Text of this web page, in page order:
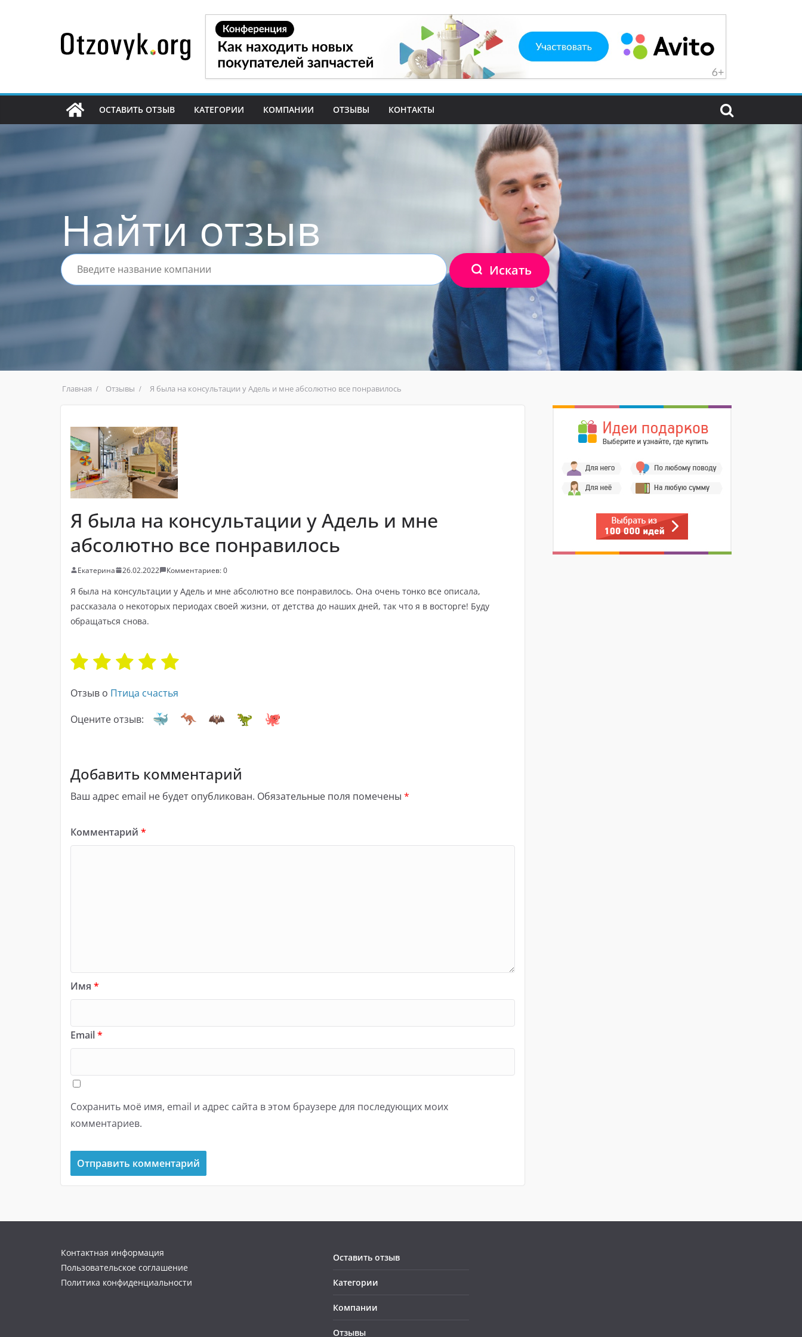
содержимому
ОСТАВИТЬ ОТЗЫВ КАТЕГОРИИ КОМПАНИИ ОТЗЫВЫ КОНТАКТЫ
Найти отзыв
Искать
Главная Отзывы Я была на консультации у Адель и мне абсолютно все понравилось
Я была на консультации у Адель и мне
абсолютно все понравилось
Екатерина 26.02.2022 Комментариев: 0
Я была на консультации у Адель и мне абсолютно все понравилось. Она очень тонко все описала,
рассказала о некоторых периодах своей жизни, от детства до наших дней, так что я в восторге! Буду
обращаться снова.
Отзыв о Птица счастья
Оцените отзыв:
Добавить комментарий
Ваш адрес email не будет опубликован. Обязательные поля помечены *
Комментарий *
Имя *
Email*
Сохранить моё имя, email и адрес сайта в этом браузере для последующих моих
комментариев.
Контактная информация
Пользовательское соглашение
Политика конфиденциальности
Оставить отзыв
Категории
Компании
Отзывы